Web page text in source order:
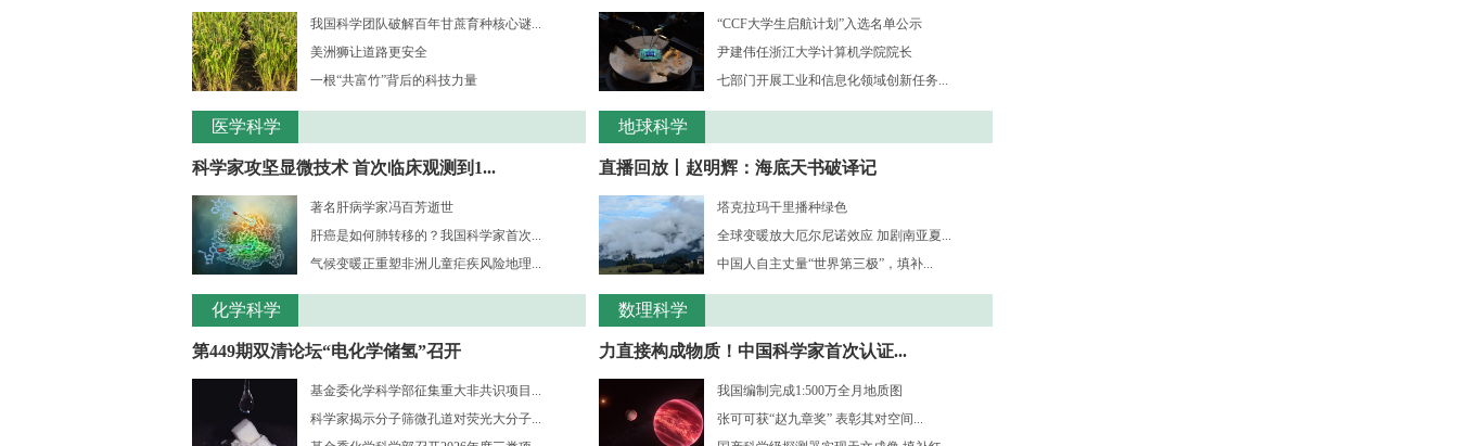
我国科学团队破解百年甘蔗育种核心谜...
美洲狮让道路更安全
一根“共富竹”背后的科技力量
医学科学
科学家攻坚显微技术 首次临床观测到1...
著名肝病学家冯百芳逝世
肝癌是如何肺转移的？我国科学家首次...
气候变暖正重塑非洲儿童疟疾风险地理...
化学科学
第449期双清论坛“电化学储氢”召开
基金委化学科学部征集重大非共识项目...
科学家揭示分子筛微孔道对荧光大分子...
“CCF大学生启航计划”入选名单公示
尹建伟任浙江大学计算机学院院长
七部门开展工业和信息化领域创新任务...
地球科学
直播回放丨赵明辉：海底天书破译记
塔克拉玛干里播种绿色
全球变暖放大厄尔尼诺效应 加剧南亚夏...
中国人自主丈量“世界第三极”，填补...
数理科学
力直接构成物质！中国科学家首次认证...
我国编制完成1:500万全月地质图
张可可获“赵九章奖” 表彰其对空间...